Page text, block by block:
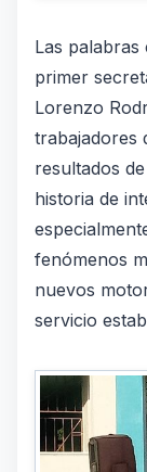
Las
primer
Lorenzo
trabajadores
resultados
historia de
fenómenos
nuevos
servicio